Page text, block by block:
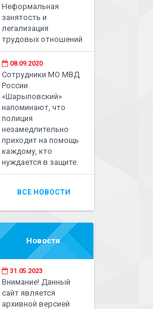
Неформальная
занятость и
легализация
трудовых отношений
08.09.2020
Сотрудники МО МВД
России
«Шарыповский»
напоминают, что
полиция
незамедлительно
приходит на помощь
каждому, кто
нуждается в защите.
ВСЕ НОВОСТИ
Новости
31.05.2023
Внимание! Данный
сайт является
архивной версией